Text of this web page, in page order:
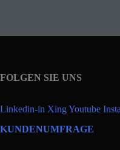
FOLGEN SIE UNS
Linkedin-in XingYoutube
KUNDENUMFRAGE